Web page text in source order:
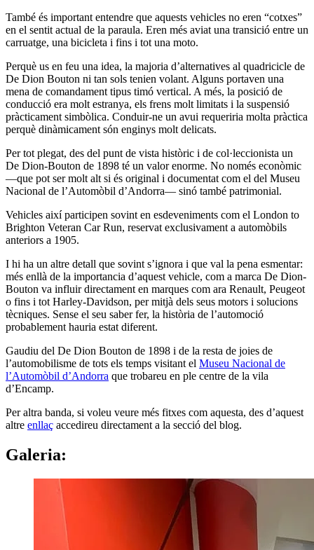
També és important entendre que aquests vehicles no eren “cotxes”
en el sentit actual de la paraula. Eren més aviat una transició entre un
carruatge, una bicicleta i fins i tot una moto.
Perquè us en feu una idea, la majoria d’alternatives al quadricicle de
De Dion Bouton ni tan sols tenien volant. Alguns portaven una
mena de comandament tipus timó vertical. A més, la posició de
conducció era molt estranya, els frens molt limitats i la suspensió
pràcticament simbòlica. Conduir-ne un avui requeriria molta pràctica
perquè dinàmicament són enginys molt delicats.
Per tot plegat, des del punt de vista històric i de col·leccionista un
De Dion-Bouton de 1898 té un valor enorme. No només econòmic
—que pot ser molt alt si és original i documentat com el del Museu
Nacional de l’Automòbil d’Andorra— sinó també patrimonial.
Vehicles així participen sovint en esdeveniments com el London to
Brighton Veteran Car Run, reservat exclusivament a automòbils
anteriors a 1905.
I hi ha un altre detall que sovint s’ignora i que val la pena esmentar:
més enllà de la importancia d’aquest vehicle, com a marca De Dion-
Bouton va influir directament en marques com ara Renault, Peugeot
o fins i tot Harley-Davidson, per mitjà dels seus motors i solucions
tècniques. Sense el seu saber fer, la història de l’automoció
probablement hauria estat diferent.
Gaudiu del De Dion Bouton de 1898 i de la resta de joies de
l’automobilisme de tots els temps visitant el Museu Nacional de
l’Automòbil d’Andorra que trobareu en ple centre de la vila
d’Encamp.
Per altra banda, si voleu veure més fitxes com aquesta, des d’aquest
altre enllaç accedireu directament a la secció del blog.
Galeria: